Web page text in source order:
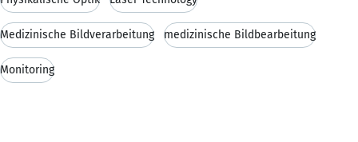
Medizinische Bildverarbeitung medizinische Bildbearbeitung
Monitoring